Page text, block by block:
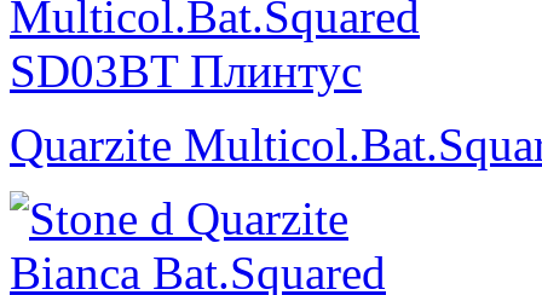
Quarzite